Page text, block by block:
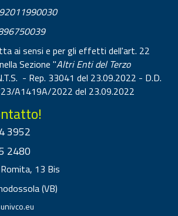
ai sensi e per gli effetti dell'art. 22
Sezione "Altri Enti del Terzo
- Rep. 33041 del 23.09.2022 - D.D.
A1419A/2022 del 23.09.2022
3952
2480
13 Bis
(VB)